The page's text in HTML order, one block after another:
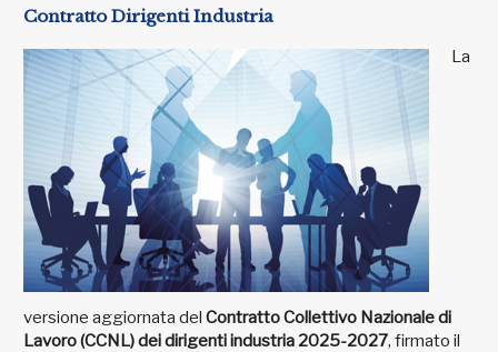
Contratto Dirigenti Industria
La
versione aggiornata del Contratto Collettivo Nazionale di
Lavoro (CCNL) dei dirigenti industria 2025-2027, firmato il